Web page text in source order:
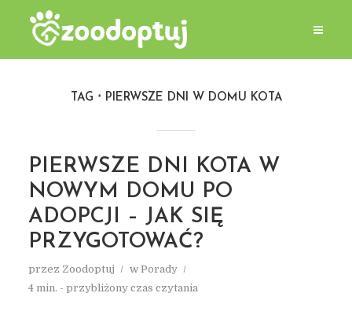
TAG PIERWSZE DNI W DOMU KOTA
PIERWSZE DNI KOTA W
NOWYM DOMU PO
ADOPCJI – JAK SIĘ
PRZYGOTOWAĆ?
przez Zoodoptuj w Porady
4 min. - przybliżony czas czytania